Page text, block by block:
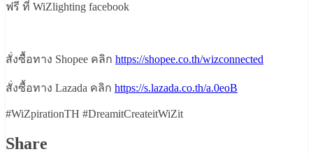
ฟรี ที่ WiZlighting facebook
สั่งซื้อทาง Shopee คลิก https://shopee.co.th/wizconnected
สั่งซื้อทาง Lazada คลิก https://s.lazada.co.th/a.0eoB
#WiZpirationTH #DreamitCreateitWiZit
Share